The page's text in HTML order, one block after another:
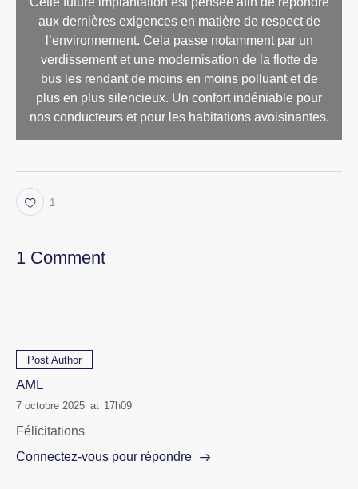
aux dernières exigences en matière de respect de
l’environnement. Cela passe notamment par un
verdissement et une modernisation de la flotte de
bus les rendant de moins en moins polluant et de
plus en plus silencieux. Un confort indéniable pour
nos conducteurs et pour les habitations avoisinantes.
1
1 Comment
Post Author
AML
7 octobre 2025 at 17h09
Félicitations
Connectez-vous pour répondre